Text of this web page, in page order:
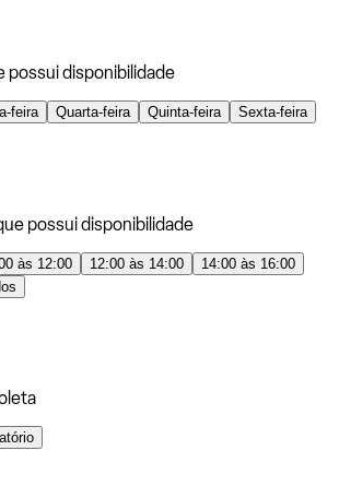
possui disponibilidade
feira Quarta-feira Quinta-feira
Sexta-feira
possui disponibilidade
às 12:00 12:00 às 14:00
14:00 às 16:00